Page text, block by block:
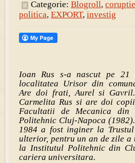
Categorie: Blogroll, coruptie
politica, EXPORT, investig
Ioan Rus s-a nascut pe 21
localitatea Urisor din
Are doi frati, Aurel si
Carmelita Rus si are doi
Facultatii de Mecanica din
Politehnic Cluj-Napoca
1984 a fost inginer la
ulterior, pentru un an de zile a
la Institutul Politehnic din
cariera universitara.